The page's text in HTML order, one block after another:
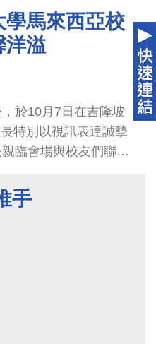
學馬來西亞校
洋溢
於10月7日在吉隆坡
特別以視訊表達誠摰
臨會場與校友們聯
的紐帶功能，凝聚校
手